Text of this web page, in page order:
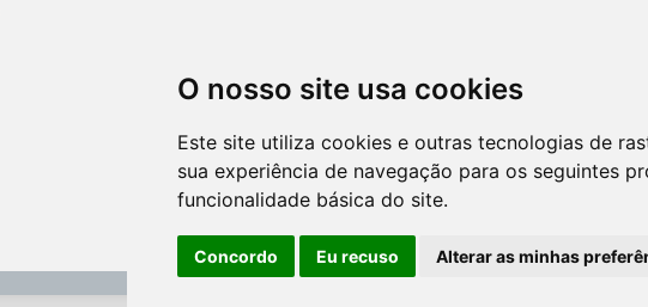
O nosso site usa cookies
Este site utiliza cookies e outras tecnologias de
sua experiência de navegação para os seguintes
funcionalidade básica do site.
Concordo Eu recuso Alterar as minhas